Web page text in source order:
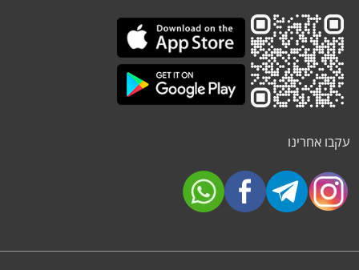
עקבו אחרינו